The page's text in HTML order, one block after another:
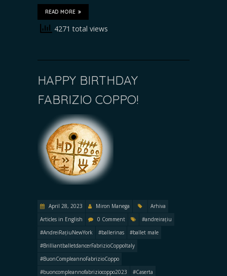
READ MORE
4271 total views
HAPPY BIRTHDAY
FABRIZIO COPPO!
April 28, 2023 Miron Manega
Arhiva
Articles in English
0 Comment
#andreirațiu
#AndreiRațiuNewYork
#ballerinas
#ballet male
#BrilliantballetdancerFabrizioCoppoItaly
#BuonCompleannoFabrizioCoppo
#buoncompleannofabriziocoppo2023
#Caserta